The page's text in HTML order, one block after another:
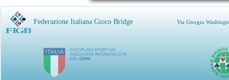
Federazione Italiana Gioco Bridge Via Giorgio